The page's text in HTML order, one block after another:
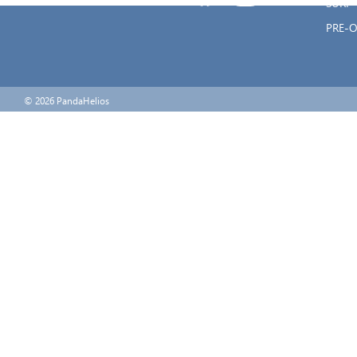
PRE-
© 2026 PandaHelios